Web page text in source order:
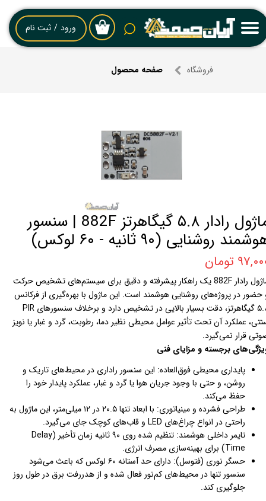
۰ ورود / ثبت نام
حساب کاربری من
فروشگاه صفحه محصول
ماژول رادار ۵.۸ گیگاهرتز 882F | سنسور
روشنایی (۹۰ ثانیه - ۶۰ لوکس)
تومان
ماژول رادار 882F یک راهکار پیشرفته و دقیق برای سیستم‌های تشخیص حرکت
حضور در پروژه‌های روشنایی هوشمند است. این ماژول با بهره‌گیری از فرکانس
۵.۸ گیگاهرتز، دقت بسیار بالایی در تشخیص دارد و برخلاف سنسورهای PIR
عملکرد آن تحت تأثیر عوامل محیطی نظیر دما، رطوبت، گرد و غبار یا نویز
قرار نمی‌گیرد.
برجسته و مزایای فنی
پایداری محیطی فوق‌العاده: این سنسور راداری در محیط‌های تاریک و
روشن، و حتی با وجود جریان هوا یا گرد و غبار، عملکرد پایدار خود را
حفظ می‌کند.
طراحی فشرده و مینیاتوری: با ابعاد تنها ۲۰.۵ در ۱۲ میلی‌متر، این ماژول به
راحتی در انواع چراغ‌های LED و قاب‌های کوچک جای می‌گیرد.
تایمر داخلی هوشمند: تنظیم شده روی ۹۰ ثانیه زمان تأخیر (Delay
Time) برای بهینه‌سازی مصرف انرژی.
حسگر نوری (فتوسل): دارای حد آستانه ۶۰ لوکس که باعث می‌شود
سنسور تنها در محیط‌های کم‌نور فعال شده و از هدررفت برق در طول روز
جلوگیری کند.